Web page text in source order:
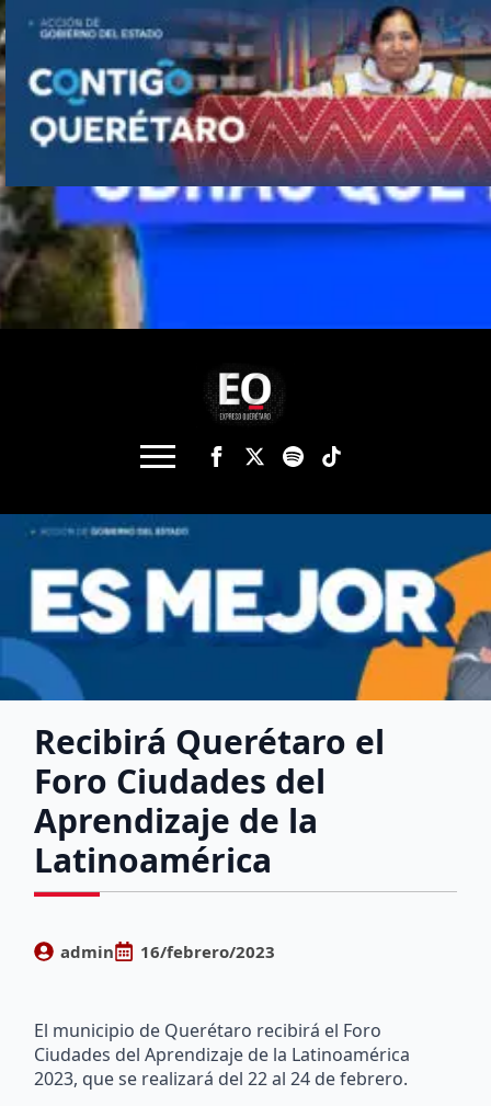
Recibirá Querétaro el
Foro Ciudades del
Aprendizaje de la
Latinoamérica
admin 16/febrero/2023
El municipio de Querétaro recibirá el Foro
Ciudades del Aprendizaje de la Latinoamérica
2023, que se realizará del 22 al 24 de febrero.